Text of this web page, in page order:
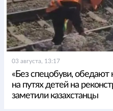
03 августа, 13:17
«Без спецобуви, обедают
на путях детей на
заметили казахстанцы